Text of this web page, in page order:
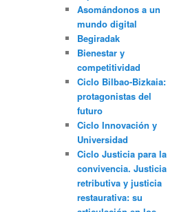
Asomándonos a un
mundo digital
Begiradak
Bienestar y
competitividad
Ciclo Bilbao-Bizkaia:
protagonistas del
futuro
Ciclo Innovación y
Universidad
Ciclo Justicia para la
convivencia. Justicia
retributiva y justicia
restaurativa: su